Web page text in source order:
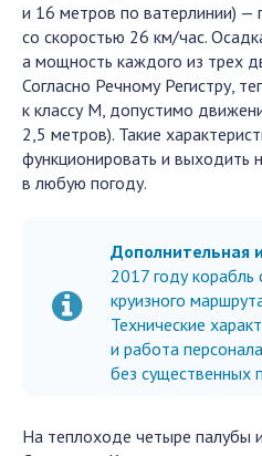
и 16 метров по ватерлинии) —
со скоростью 26 км/час.
а мощность каждого из трех
Согласно Речному Регистру,
к классу М, допустимо
2,5 метров). Такие
функционировать и выходить
в любую погоду.
Дополнительная
2017 году корабль
круизного
Технические
и работа
без существенных
На теплоходе четыре палубы